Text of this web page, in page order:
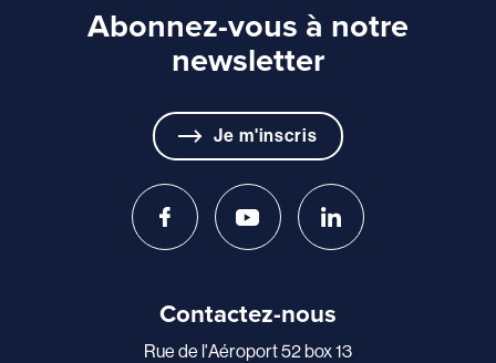
Abonnez-vous à notre
newsletter
Je m'inscris
Contactez-nous
Rue de l'Aéroport 52 box 13